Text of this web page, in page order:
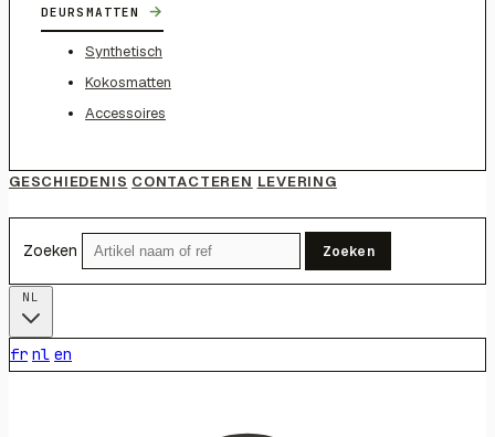
DEURSMATTEN →
Synthetisch
Kokosmatten
Accessoires
GESCHIEDENIS CONTACTEREN LEVERING
Zoeken Zoeken
fr nl en